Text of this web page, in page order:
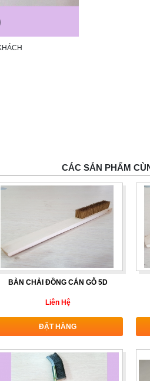
CÁC SẢN PHẨM
BÀN CHẢI ĐỒNG CÁN GỖ 5D
Liên Hệ
ĐẶT HÀNG